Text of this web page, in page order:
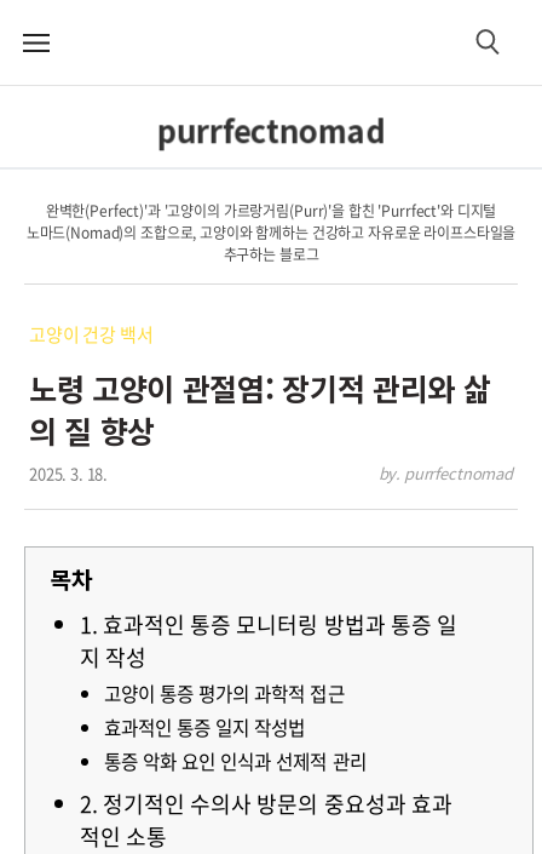
메
검
purrfectnomad
완벽한(Perfect)'과 '고양이의 가르랑거림(Purr)'을 합친 'Purrfect'와 디지털
노마드(Nomad)의 조합으로, 고양이와 함께하는 건강하고 자유로운 라이프스타일을
추구하는 블로그
고양이 건강 백서
노령 고양이 관절염: 장기적 관리와 삶
의 질 향상
2025. 3. 18. by. purrfectnomad
목차
1. 효과적인 통증 모니터링 방법과 통증 일
지 작성
고양이 통증 평가의 과학적 접근
효과적인 통증 일지 작성법
통증 악화 요인 인식과 선제적 관리
2. 정기적인 수의사 방문의 중요성과 효과
적인 소통